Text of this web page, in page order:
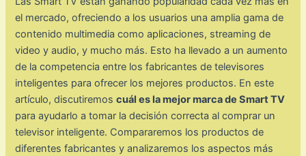
el mercado, ofreciendo a los usuarios una amplia gama de
contenido multimedia como aplicaciones, streaming de
video y audio, y mucho más. Esto ha llevado a un aumento
de la competencia entre los fabricantes de televisores
inteligentes para ofrecer los mejores productos. En este
artículo, discutiremoscuál es la mejor marca de Smart TV
para ayudarlo a tomar la decisión correcta al comprar un
televisor inteligente. Compararemos los productos de
diferentes fabricantes y analizaremos los aspectos más